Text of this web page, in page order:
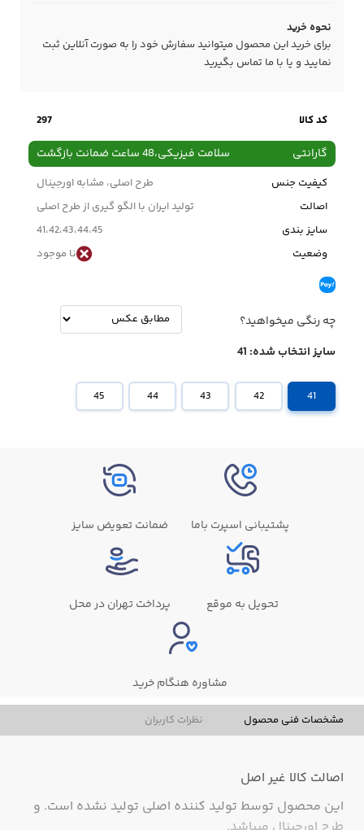
نحوه خرید
برای خرید این محصول میتوانید سفارش خود را به صورت آنلاین ثبت
نمایید و یا با ما تماس بگیرید
کد کالا 297
گارانتی سلامت فیزیکی،48 ساعت ضمانت بازگشت
کیفیت جنس
طرح اصلی، مشابه اورجینال
اصالت
تولید ایران با الگو گیری از طرح اصلی
سایز بندی
41،42،43،44،45
وضعیت
نا موجود
چه رنگی میخواهید؟
سایز انتخاب شده: 41
41
42
43
44
45
پشتیبانی اسپرت باما ضمانت تعویض سایز
تحویل به موقع پرداخت تهران در محل
مشاوره هنگام خرید
مشخصات فنی محصول نظرات کاربران
اصالت کالا غیر اصل
این محصول توسط تولید کننده اصلی تولید نشده است. و